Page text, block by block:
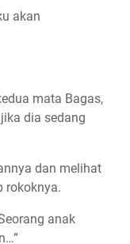
akan
mata Bagas,
dia sedang
dan melihat
rokoknya.
anak